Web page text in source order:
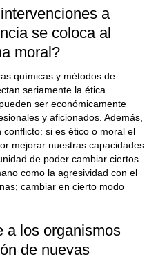
a
se coloca al
moral?
químicas y métodos de
seriamente la ética
ser económicamente
y aficionados. Además,
si es ético o moral el
mejorar nuestras capacidades
de poder cambiar ciertos
como la agresividad con el
cambiar en cierto modo
a los organismos
de nuevas